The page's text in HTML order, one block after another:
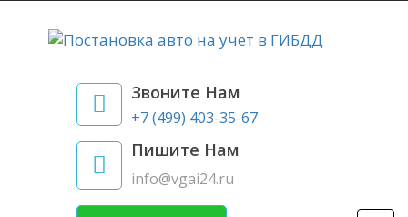
Звоните Нам
+7 (499) 403-35-67
Пишите Нам
info@vgai24.ru